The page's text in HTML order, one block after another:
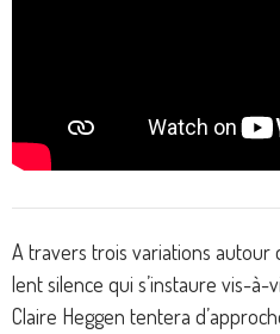
A travers trois variations autour
lent silence qui s’instaure vis-à-
Claire Heggen tentera